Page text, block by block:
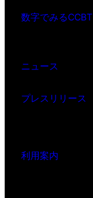
数字でみるCCBT
ニュース
プレスリリース
利用案内